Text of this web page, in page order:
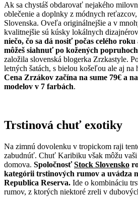
Ak sa chystáš obdarovať nejakého
oblečenie a doplnky z módnych
Slovenska. Oveľa originálnejšie a v
kvalitnejšie sú kúsky lokálnych
niečo, čo sa dá nosiť počas celého roku
môžeš siahnuť po kožených
založila slovenská blogerka Zrzkastyle.
letných šatách, s bielou košeľou ale aj na
Cena Zrzákov začína na sume 79€ a
modelov v 7 farbách.
Trstinová chuť exotiky
Na zimnú dovolenku v tropickom raji
zabudnúť. Chuť Karibiku však môžu
domova. SpoločnosťStock Slovensko
kategórii trstinových rumov a uvádza
Republica Reserva. Ide o kombináciu
rumov, z ktorých niektoré zreli v